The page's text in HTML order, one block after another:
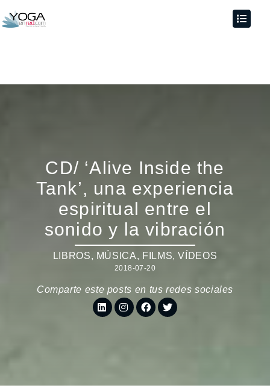
CD/ ‘Alive Inside the
Tank’, una experiencia
espiritual entre el
sonido y la vibración
LIBROS, MÚSICA, FILMS, VÍDEOS
2018-07-20
Comparte este posts en tus redes sociales